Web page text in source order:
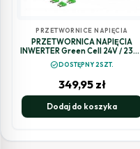
PRZETWORNICE NAPIĘCIA
PRZETWORNICA NAPIĘCIA
INWERTER Green Cell 24V / 230V
1500W/3000W
MODYFIKOWANA SINUSOIDA
check_circleDOSTĘPNY 2SZT.
349,95 zł
Dodaj do koszyka